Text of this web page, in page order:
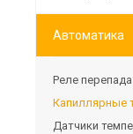
Автоматика
Реле
Капиллярные
Датчики